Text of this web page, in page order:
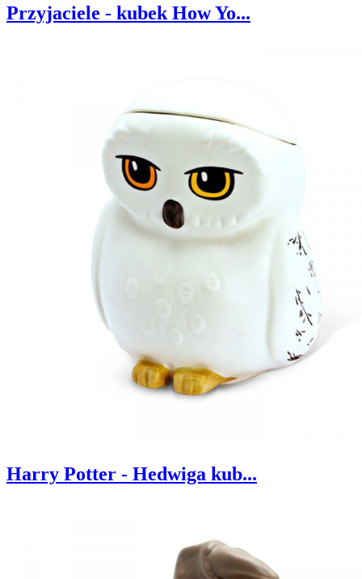
Przyjaciele - kubek How Yo...
Harry Potter - Hedwiga kub...